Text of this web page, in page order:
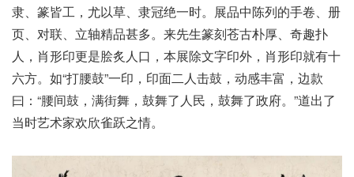
隶、篆皆工，尤以草、隶冠绝一时。展品中陈列的手卷、册
页、对联、立轴精品甚多。来先生篆刻苍古朴厚、奇趣扑
人，肖形印更是脍炙人口，本展除文字印外，肖形印就有十
六方。如“打腰鼓”一印，印面二人击鼓，动感丰富，边款
曰：“腰间鼓，满街舞，鼓舞了人民，鼓舞了政府。”道出了
当时艺术家欢欣雀跃之情。